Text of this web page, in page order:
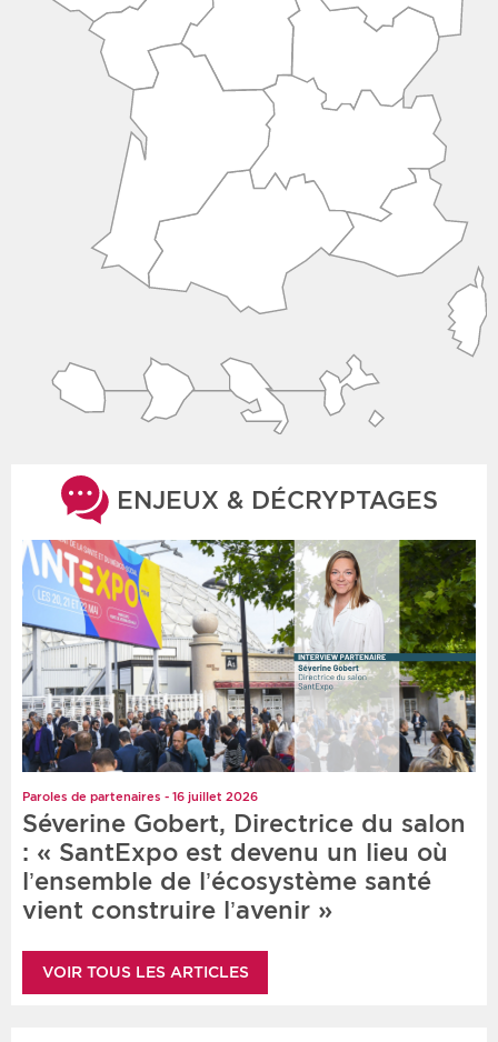
ENJEUX & DÉCRYPTAGES
Paroles de partenaires - 16 juillet 2026
Séverine Gobert, Directrice du salon
: « SantExpo est devenu un lieu où
l’ensemble de l’écosystème santé
vient construire l’avenir »
VOIR TOUS LES ARTICLES